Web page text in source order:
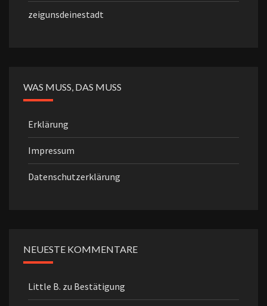
zeigunsdeinestadt
WAS MUSS, DAS MUSS
Erklärung
Impressum
Datenschutzerklärung
NEUESTE KOMMENTARE
Little B. zu Bestätigung